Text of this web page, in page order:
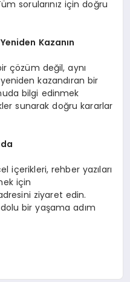
sorularınız için doğru
Kazanın
çözüm değil, aynı
kazandıran bir
bilgi edinmek
sunarak doğru kararlar
içerikleri, rehber yazıları
için
ziyaret edin.
bir yaşama adım